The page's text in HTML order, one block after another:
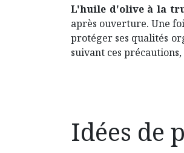
L'huile d'olive à la
après ouverture. Une
protéger ses qualités
suivant ces
Idées de